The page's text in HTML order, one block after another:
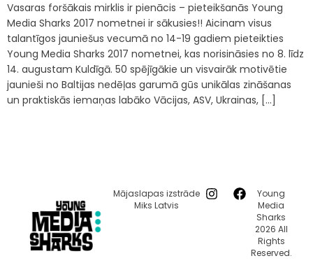
Vasaras foršākais mirklis ir pienācis – pieteikšanās Young
Media Sharks 2017 nometnei ir sākusies!! Aicinam visus
talantīgos jauniešus vecumā no 14-19 gadiem pieteikties
Young Media Sharks 2017 nometnei, kas norisināsies no 8. līdz
14. augustam Kuldīgā. 50 spējīgākie un visvairāk motivētie
jaunieši no Baltijas nedēļas garumā gūs unikālas zināšanas
un praktiskās iemaņas labāko Vācijas, ASV, Ukrainas, […]
Mājaslapas izstrāde
Miks Latvis
Young
Media
Sharks
2026 All
Rights
Reserved.